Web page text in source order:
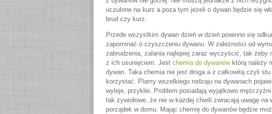
uczulone na kurz a poza tym jeżeli o dywan będzie się
brud czy kurz.
Przede wszystkim dywan dzień w dzień powinno się
zapominać o czyszczeniu dywanu. W zależności od
zabrudzenia, zalania najlepiej zaraz wyczyścić, tak żeby
z ich usunięciem. Jest chemia do dywanówktórą należy
dywan. Taka chemia nie jest droga a z całkowitą czyli
korzystać. Plamy wszelkiego rodzaju na dywanach
wyleje, przyklei. Problem posiadają wyjątkowo
tak żywiołowe, że nie w każdej chwili zwracają uwagę
porządek w domu. Mając chemię do dywanów będzie